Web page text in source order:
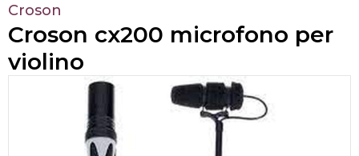
Croson
Croson cx200 microfono per
violino